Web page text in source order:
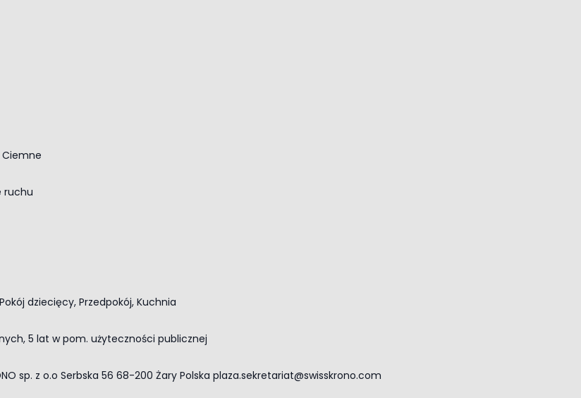
biuro, kuchnia
Ciemne
ruchu
dziecięcy, Przedpokój, Kuchnia
5 lat w pom. użyteczności publicznej
sp. z o.o Serbska 56 68-200 Żary Polska plaza.sekretariat@swisskrono.com